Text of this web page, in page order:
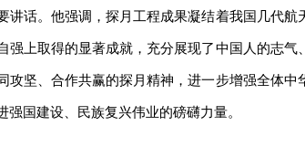
讲话。他强调，探月工程成果凝结着我国几代
强上取得的显著成就，充分展现了中国人的志
攻坚、合作共赢的探月精神，进一步增强全体中
强国建设、民族复兴伟业的磅礴力量。